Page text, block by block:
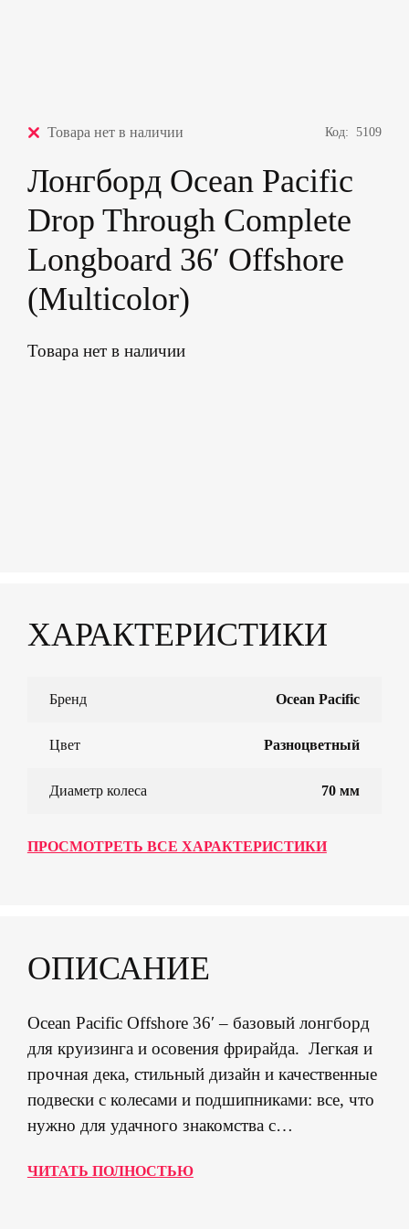
Товара нет в наличии Код:5109
Лонгборд Ocean Pacific
Drop Through Complete
Longboard 36′ Offshore
(Multicolor)
Товара нет в наличии
ХАРАКТЕРИСТИКИ
Бренд Ocean Pacific
Цвет Разноцветный
Диаметр колеса 70 мм
ПРОСМОТРЕТЬ ВСЕ ХАРАКТЕРИСТИКИ
ОПИСАНИЕ
Ocean Pacific Offshore 36′ – базовый лонгборд
для круизинга и осовения фрирайда. Легкая и
прочная дека, стильный дизайн и качественные
подвески с колесами и подшипниками: все, что
нужно для удачного знакомства с
клёна 36 х 9 дюймов, легкий конкейв. Форма:
ЧИТАТЬ ПОЛНОСТЬЮ